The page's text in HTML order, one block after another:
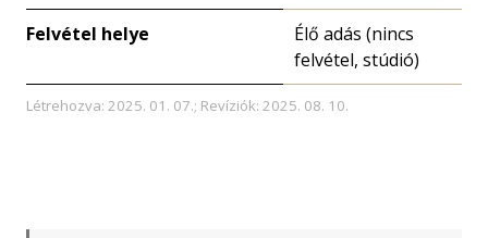
Felvétel helye
Élő adás (nincs
felvétel, stúdió)
Létrehozva: 2025. 01. 07.; Revíziók: 2025. 08. 10.